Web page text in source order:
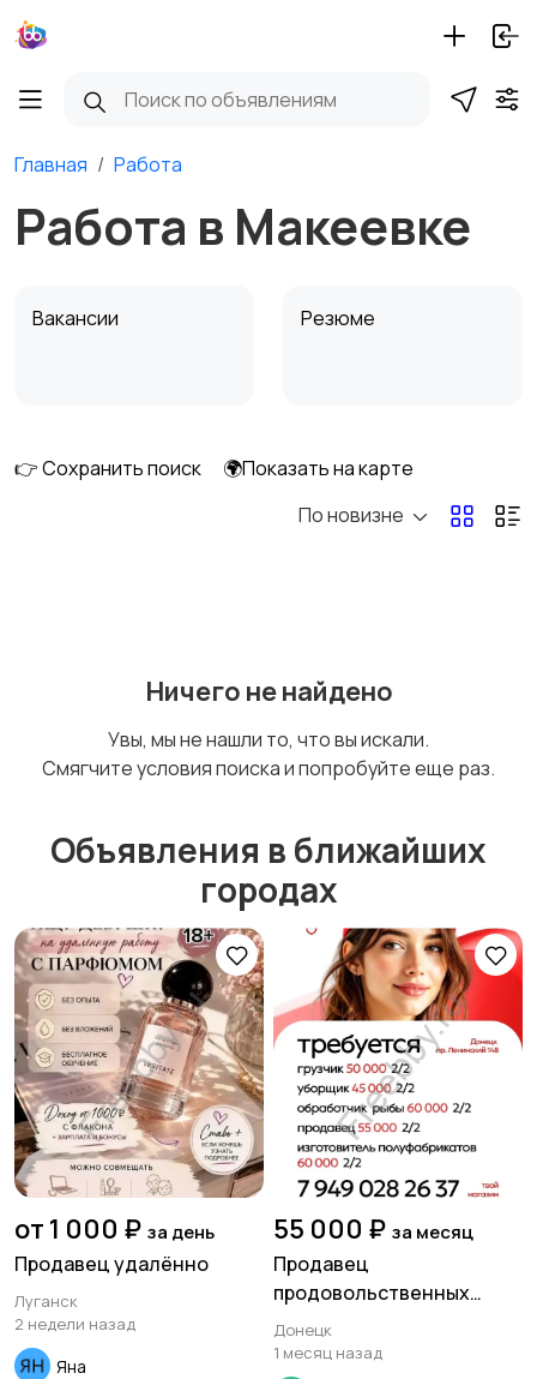
Главная Работа
Работа в Макеевке
Вакансии Резюме
👉 Сохранить поиск
🌍Показать на карте
По новизне
Ничего не найдено
Увы, мы не нашли то, что вы искали.
Смягчите условия поиска и попробуйте еще раз.
Объявления в ближайших
городах
от 1 000 ₽ за день
Продавец удалённо
Луганск
2 недели назад
Яна
55 000 ₽ за месяц
Продавец
продовольственных
товаров.
Донецк
1 месяц назад